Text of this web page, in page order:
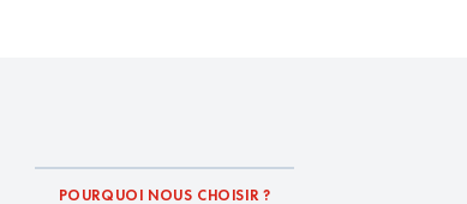
POURQUOI NOUS CHOISIR ?